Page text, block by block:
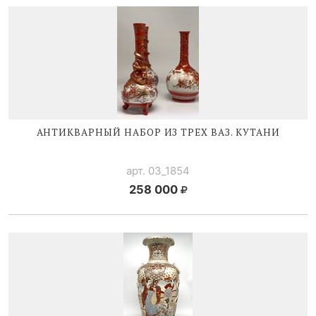
АНТИКВАРНЫЙ НАБОР ИЗ ТРЕХ ВАЗ. КУТАНИ
арт. 03_1854
258 000